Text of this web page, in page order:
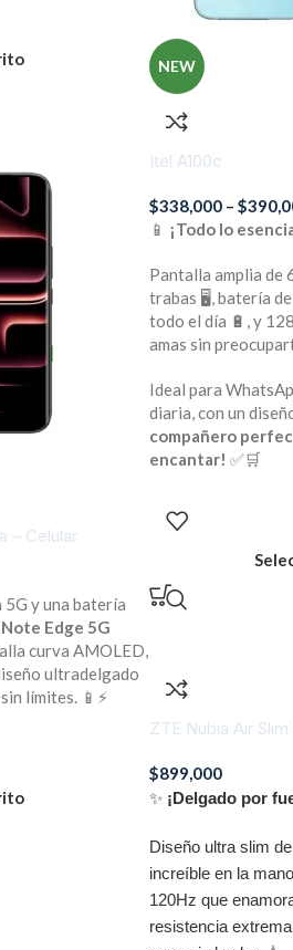
NEW
Itel A100c
$338,000 – $
📱 ¡Todo lo
Pantalla amplia de
trabas 🖥️, batería
todo el día 🔋, y
amas sin
Ideal para
diaria, con un
compañero
encantar! ✅🛒
– Celular
5G y una batería
Edge 5G
curva AMOLED,
ultradelgado
límites. 📱⚡
ZTE Nubia Air
$899,000
✨ ¡Delgado por
Diseño ultra slim
increíble en la
120Hz que
resistencia